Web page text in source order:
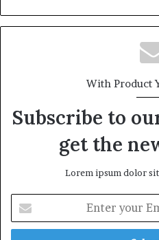
With Product
Subscribe to
get the
Lorem ipsum dolor
your
Email